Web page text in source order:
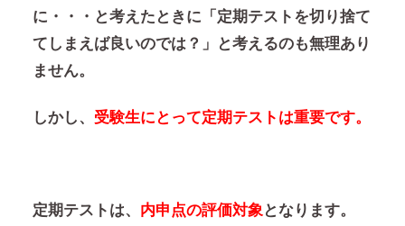
に・・・と考えたときに「定期テストを切り捨て
てしまえば良いのでは？」と考えるのも無理あり
ません。
しかし、 受験生にとって定期テストは重要です。
定期テストは、 内申点の評価対象 となります。